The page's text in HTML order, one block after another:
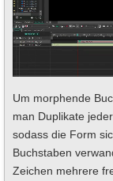
Um morphende
man Duplikate
sodass die Form
Buchstaben
Zeichen mehrere